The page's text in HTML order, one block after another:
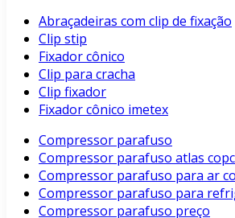
Abraçadeiras com clip de fixação
Clip stip
Fixador cônico
Clip para cracha
Clip fixador
Fixador cônico imetex
Compressor parafuso
Compressor parafuso atlas
Compressor parafuso para ar
Compressor parafuso para
Compressor parafuso preço